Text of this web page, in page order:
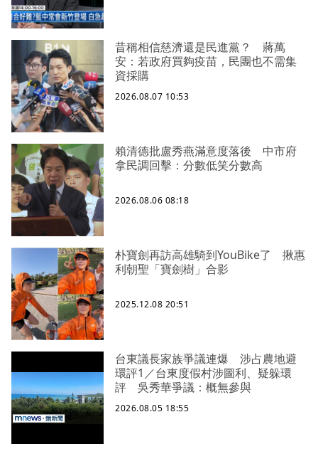
昔稱相信慈濟還是民進黨？ 蔣萬
安：若政府買夠疫苗，民團也不需集
資採購
2026.08.07 10:53
賴清德批盧秀燕滿意度落後 中市府
拿民調回擊：分數低笑分數高
2026.08.06 08:18
朴寶劍再訪高雄騎到YouBike了 揪惠
利朝聖「寶劍樹」合影
2025.12.08 20:51
台東議長家族爭議連爆 涉占農地避
環評1／台東度假村涉圖利、疑躲環
評 吳秀華爭議：概無參與
2026.08.05 18:55